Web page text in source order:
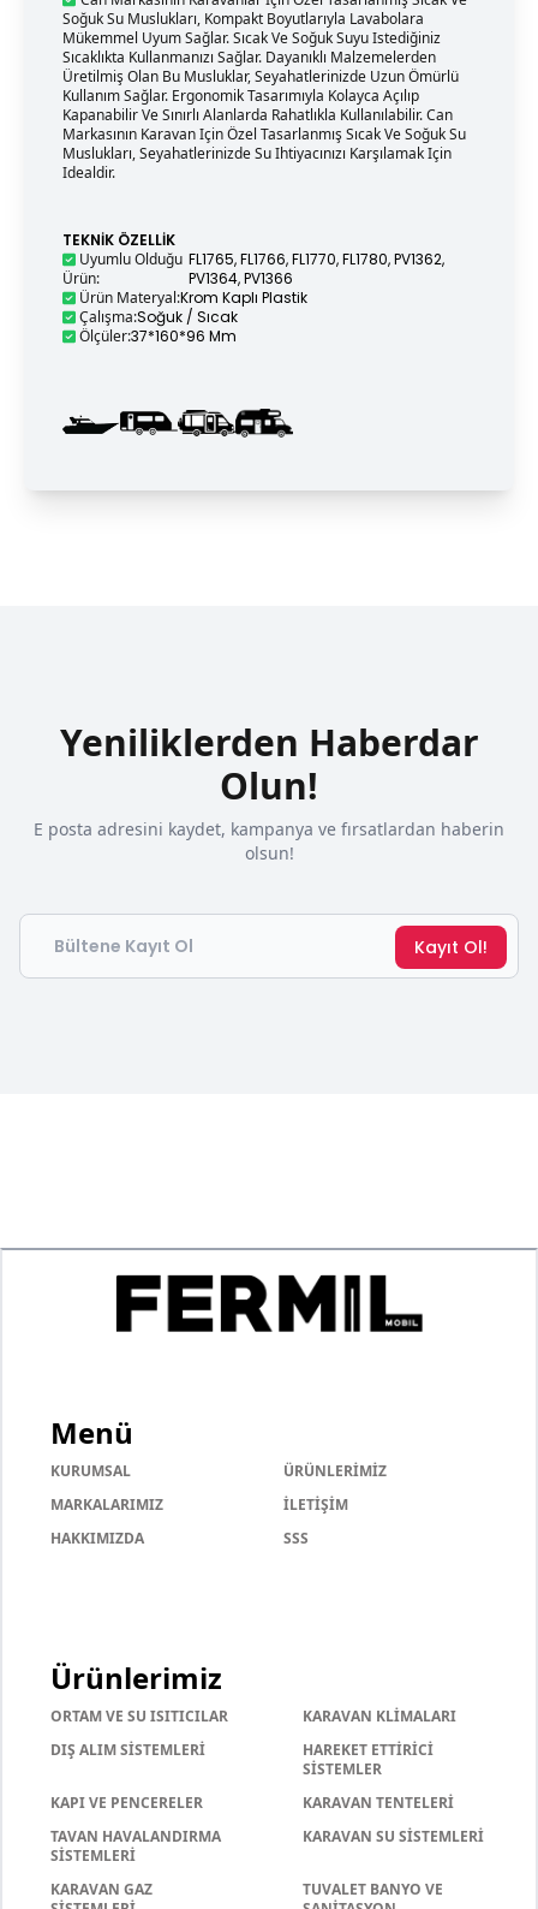
Soğuk Su Muslukları, Kompakt Boyutlarıyla Lavabolara
Mükemmel Uyum Sağlar. Sıcak Ve Soğuk Suyu Istediğiniz
Sıcaklıkta Kullanmanızı Sağlar. Dayanıklı Malzemelerden
Üretilmiş Olan Bu Musluklar, Seyahatlerinizde Uzun Ömürlü
Kullanım Sağlar. Ergonomik Tasarımıyla Kolayca Açılıp
Kapanabilir Ve Sınırlı Alanlarda Rahatlıkla Kullanılabilir. Can
Markasının Karavan Için Özel Tasarlanmış Sıcak Ve Soğuk Su
Muslukları, Seyahatlerinizde Su Ihtiyacınızı Karşılamak Için
Idealdir.
TEKNIK ÖZELLIK
Uyumlu Olduğu
Ürün:
FL1765, FL1766, FL1770, FL1780, PV1362,
PV1364, PV1366
Ürün Materyal:Krom Kaplı Plastik
Çalışma:Soğuk / Sıcak
Ölçüler:37*160*96 Mm
Yeniliklerden Haberdar
Olun!
E posta adresini kaydet, kampanya ve fırsatlardan haberin
olsun!
Email
Kayıt Ol!
Menü
KURUMSAL
ÜRÜNLERİMİZ
MARKALARIMIZ
İLETİŞİM
HAKKIMIZDA
SSS
Ürünlerimiz
ORTAM VE SU ISITICILAR
KARAVAN KLİMALARI
DIŞ ALIM SİSTEMLERİ
HAREKET ETTİRİCİ
SİSTEMLER
KAPI VE PENCERELER
KARAVAN TENTELERİ
TAVAN HAVALANDIRMA
SİSTEMLERİ
KARAVAN SU SİSTEMLERİ
KARAVAN GAZ
TUVALET BANYO VE